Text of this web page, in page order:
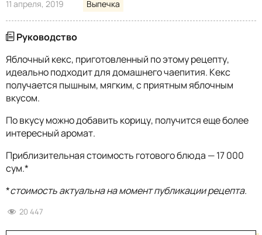
11 апреля, 2019 Выпечка
Руководство
Яблочный кекс, приготовленный по этому рецепту,
идеально подходит для домашнего чаепития. Кекс
получается пышным, мягким, с приятным яблочным
вкусом.
По вкусу можно добавить корицу, получится еще более
интересный аромат.
Приблизительная стоимость готового блюда — 17 000
сум.*
*стоимость актуальна на момент публикации рецепта.
20 447